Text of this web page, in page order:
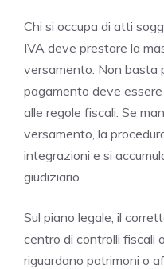
Chi si occupa di atti
IVA deve prestare la
versamento. Non basta
pagamento deve
alle regole fiscali. Se
versamento, la
integrazioni e si
giudiziario.
Sul piano legale, il
centro di controlli fiscali
riguardano patrimoni o